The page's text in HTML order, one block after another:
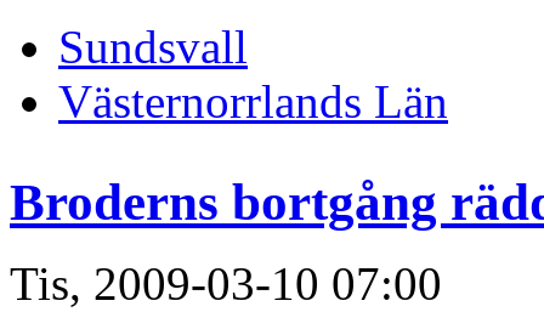
Sundsvall
Västernorrlands Län
Broderns bortgång
Tis, 2009-03-10 07:00